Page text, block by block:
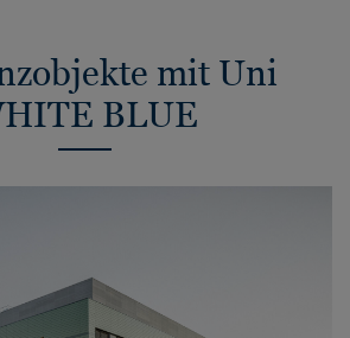
mit Uni
BLUE